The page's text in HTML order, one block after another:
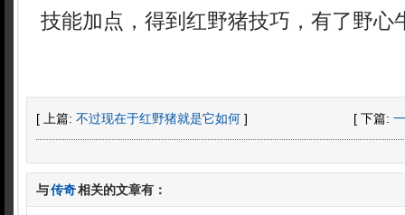
技能加点，得到红野猪技巧，有了野心
[ 上篇: 不过现在于红野猪就是它如何 ] [ 下篇:
与传奇相关的文章有：